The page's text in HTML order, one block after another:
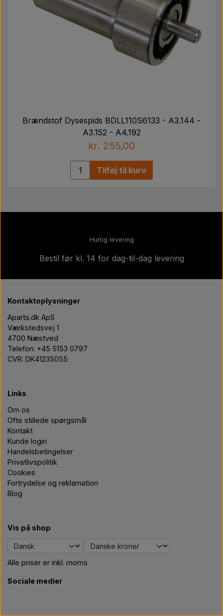
Brændstof Dysespids BDLL110S6133 - A3.144 -
A3.152 - A4.192
kr. 255,00
Tilføj til kurv
Hurtig levering
Bestil før kl. 14 for dag-til-dag levering
Kontaktoplysninger
Aparts.dk ApS
Værkstedsvej 1
4700 Næstved
Telefon: +45 5153 0797
CVR: DK41235055
Links
Om os
Ofte stillede spørgsmål
Kontakt
Kunde login
Handelsbetingelser
Privatlivspolitik
Cookies
Fortrydelse og reklamation
Blog
Vis på shop
Alle priser er inkl. moms
Sociale medier